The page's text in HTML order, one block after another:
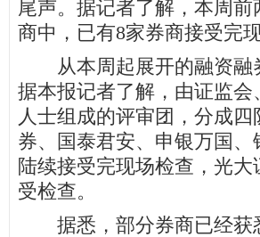
尾声。据记者了解，本周
商中，已有8家券商接受完
从本周起展开的融资融
据本报记者了解，由证监
人士组成的评审团，分成
券、国泰君安、申银万国
陆续接受完现场检查，光
受检查。
据悉，部分券商已经获